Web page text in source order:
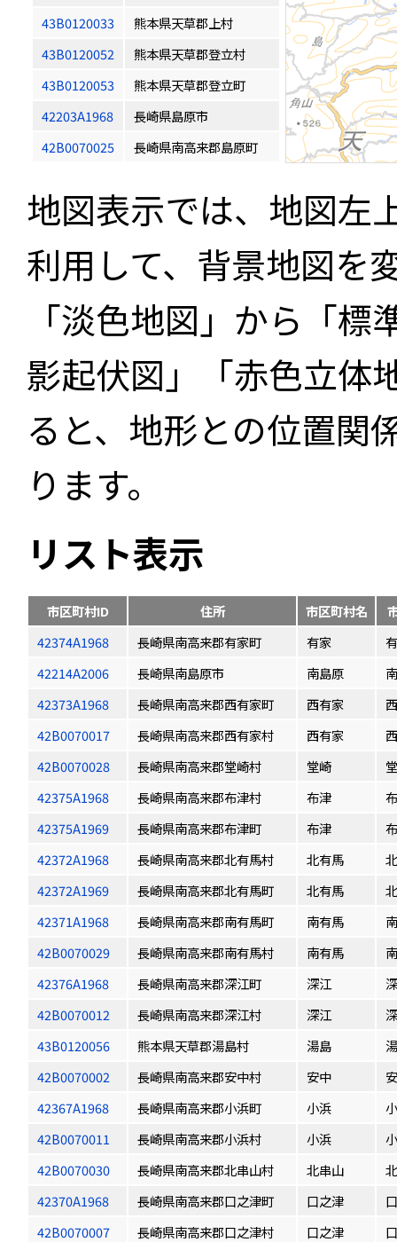
43B0120033
熊本県天草郡上村
43B0120052
熊本県天草郡登立村
43B0120053
熊本県天草郡登立町
42203A1968
長崎県島原市
42B0070025
長崎県南高来郡島原町
地図表示では、地図左
利用して、背景地図を
「淡色地図」から「
影起伏図」「赤色立体
ると、地形との位置関
ります。
リスト表示
市区町村ID 住所 市区町村名
42374A1968
長崎県南高来郡有家町 有家
42214A2006
長崎県南島原市 南島原
42373A1968
長崎県南高来郡西有家町 西有家
42B0070017
長崎県南高来郡西有家村 西有家
42B0070028
長崎県南高来郡堂崎村 堂崎
42375A1968
長崎県南高来郡布津村 布津
42375A1969
長崎県南高来郡布津町 布津
42372A1968
長崎県南高来郡北有馬村 北有馬
42372A1969
長崎県南高来郡北有馬町 北有馬
42371A1968
長崎県南高来郡南有馬町 南有馬
42B0070029
長崎県南高来郡南有馬村 南有馬
42376A1968
長崎県南高来郡深江町 深江
42B0070012
長崎県南高来郡深江村 深江
43B0120056
熊本県天草郡湯島村 湯島
42B0070002
長崎県南高来郡安中村 安中
42367A1968
長崎県南高来郡小浜町 小浜
42B0070011
長崎県南高来郡小浜村 小浜
42B0070030
長崎県南高来郡北串山村 北串山
42370A1968
長崎県南高来郡口之津町 口之津
42B0070007
長崎県南高来郡口之津村 口之津